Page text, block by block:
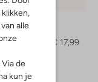
alle
de
kun je
-40%
Z8
Trui
€ 17,99